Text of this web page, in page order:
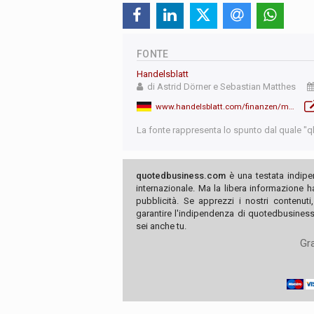
FONTE
Handelsblatt
di Astrid Dörner e Sebastian Matthes
www.handelsblatt.com/finanzen/maerkte/star-investor-ray-dalio-die-usa-koennten-in-etwa-drei-jahren-pleite-sein-02/100108338.html
La fonte rappresenta lo spunto dal quale
quotedbusiness.com è una testata
internazionale. Ma la libera informazione
pubblicità. Se apprezzi i nostri
garantire l'indipendenza di
sei anche tu.